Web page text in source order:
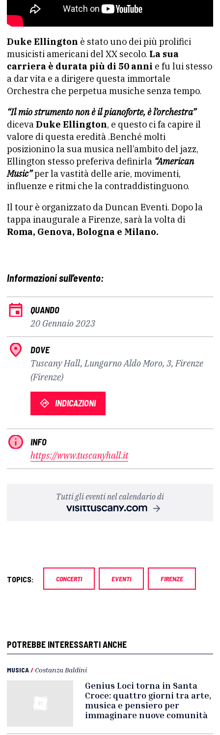
Duke Ellington è stato uno dei più prolifici
musicisti americani del XX secolo. La sua
carriera è durata più di 50 anni e fu lui stesso
a dar vita e a dirigere questa immortale
Orchestra che perpetua musiche senza tempo.
“Il mio strumento non è il pianoforte, è l’orchestra”
dicevaDuke Ellington, e questo ci fa capire il
valore di questa eredità .Benché molti
posizionino la sua musica nell’ambito del jazz,
Ellington stesso preferiva definirla “American
Music”per la vastità delle arie, movimenti,
influenze e ritmi che la contraddistinguono.
Il tour è organizzato da Duncan Eventi. Dopo la
tappa inaugurale a Firenze, sarà la volta di
Roma, Genova, Bologna e Milano.
Informazioni sull’evento:
QUANDO
20 Gennaio 2023
DOVE
Tuscany Hall, Lungarno Aldo Moro, 3, Firenze
(Firenze)
INDICAZIONI
INFO
https://www.tuscanyhall.it
Tutti gli eventi nel calendario di
TOPICS: CONCERTI EVENTI FIRENZE
POTREBBE INTERESSARTI ANCHE
MUSICA/ Costanza Baldini
Genius Loci torna in Santa
Croce: quattro giorni tra arte,
musica e pensiero per
immaginare nuove comunità